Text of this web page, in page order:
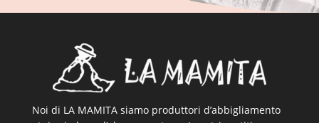
Noi di LA MAMITA siamo produttori d’abbigliamento